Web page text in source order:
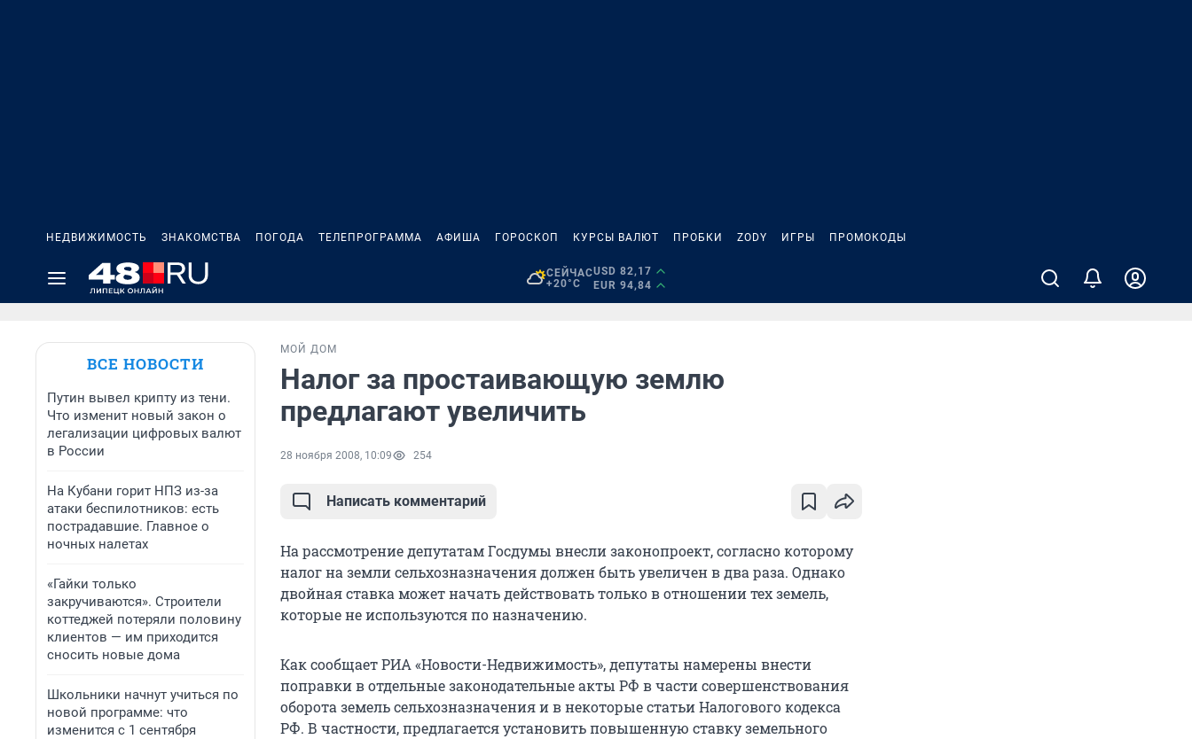
НЕДВИЖИМОСТЬ ЗНАКОМСТВА ПОГОДА ТЕЛЕПРОГРАММА АФИША ГОРОСКОП КУРСЫ ВАЛЮТ ПРОБКИ ZODY ИГРЫ ПРОМОКОДЫ
СЕЙЧАС
+20°C
USD 82,17
EUR 94,84
ВСЕ НОВОСТИ
Путин вывел крипту из тени.
Что изменит новый закон о
легализации цифровых валют
в России
На Кубани горит НПЗ из-за
атаки беспилотников: есть
пострадавшие. Главное о
ночных налетах
«Гайки только
закручиваются». Строители
коттеджей потеряли половину
клиентов — им приходится
сносить новые дома
Школьники начнут учиться по
новой программе: что
изменится с 1 сентября
МОЙ ДОМ
Налог за простаивающую землю
предлагают увеличить
28 ноября 2008, 10:09 254
Написать комментарий
На рассмотрение депутатам Госдумы внесли законопроект, согласно которому
налог на земли сельхозназначения должен быть увеличен в два раза. Однако
двойная ставка может начать действовать только в отношении тех земель,
которые не используются по назначению.
Как сообщает РИА «Новости-Недвижимость», депутаты намерены внести
поправки в отдельные законодательные акты РФ в части совершенствования
оборота земель сельхозназначения и в некоторые статьи Налогового кодекса
РФ. В частности, предлагается установить повышенную ставку земельного